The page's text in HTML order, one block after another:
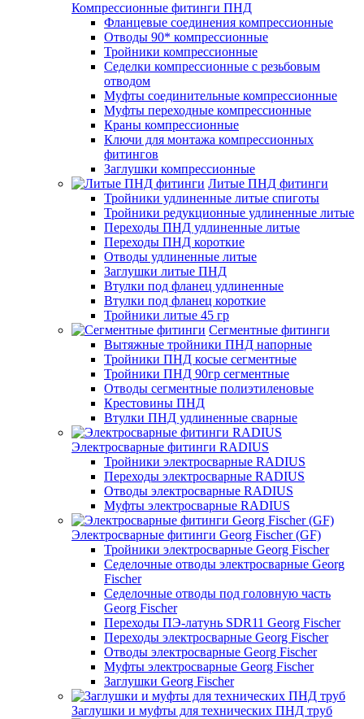
Компрессионные фитинги ПНД
Фланцевые соединения компрессионные
Отводы 90* компрессионные
Тройники компрессионные
Седелки компрессионные с резьбовым
отводом
Муфты соединительные компрессионные
Муфты переходные компрессионные
Краны компрессионные
Ключи для монтажа компрессионных
фитингов
Заглушки компрессионные
Литые ПНД фитинги
Тройники удлиненные литые спиготы
Тройники редукционные удлиненные литые
Переходы ПНД удлиненные литые
Переходы ПНД короткие
Отводы удлиненные литые
Заглушки литые ПНД
Втулки под фланец удлиненные
Втулки под фланец короткие
Тройники литые 45 гр
Сегментные фитинги
Вытяжные тройники ПНД напорные
Тройники ПНД косые сегментные
Тройники ПНД 90гр сегментные
Отводы сегментные полиэтиленовые
Крестовины ПНД
Втулки ПНД удлиненные сварные
Электросварные фитинги RADIUS
Тройники электросварные RADIUS
Переходы электросварные RADIUS
Отводы электросварные RADIUS
Муфты электросварные RADIUS
Электросварные фитинги Georg Fischer (GF)
Тройники электросварные Georg Fischer
Седелочные отводы электросварные Georg
Fischer
Седелочные отводы под головную часть
Georg Fischer
Переходы ПЭ-латунь SDR11 Georg Fischer
Переходы электросварные Georg Fischer
Отводы электросварные Georg Fischer
Муфты электросварные Georg Fischer
Заглушки Georg Fischer
Заглушки и муфты для технических ПНД труб